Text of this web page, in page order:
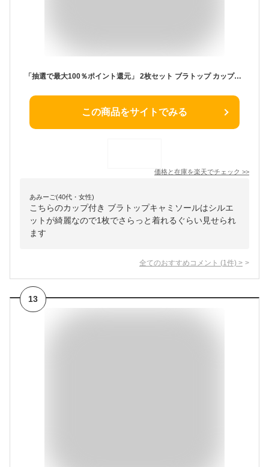
「抽選で最大100％ポイント還元」 2枚セット ブラトップ カップ付きキャミソール レディース チューブトップ タンクトップ ブラキャミ 小胸向け インナー 下着 肌着 夏用 スポーツ きれいめ 部屋着 ルームウェア ナイトブラ 楽ちん 胸小さく見せる
この商品をサイトでみる
価格と在庫を楽天でチェック >>
あみーご(40代・女性)
こちらのカップ付き ブラトップキャミソールはシルエ
ットが綺麗なので1枚でさらっと着れるぐらい見せられ
ます
全てのおすすめコメント (1 件) >
13